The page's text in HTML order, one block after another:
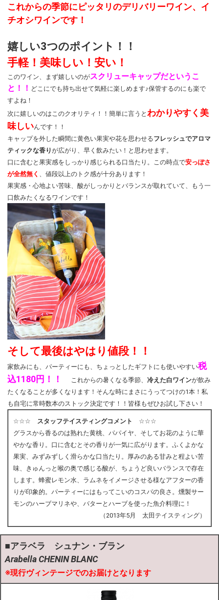
これからの季節にピッタリのデリバリーワイン、イ
チオシワインです！
嬉しい3つのポイント！！
手軽！美味しい！安い！
このワイン、まず嬉しいのがスクリューキャップだというこ
と！！ どこにでも持ち出せて気軽に楽しめます♪保管するのにも楽で
すよね！
次に嬉しいのはこのクオリティ！！簡単に言うと わかりやすく美
味しいんです！！
キャップを外した瞬間に黄色い果実や花を思わせるフレッシュでアロマ
ティックな香りが広がり、早く飲みたい！と思わせます。
口に含むと果実感をしっかり感じられる口当たり。この時点で安っぽさ
が全然無く 、値段以上のトク感が十分あります！
果実感・心地よい苦味、酸がしっかりとバランスが取れていて、もう一
口飲みたくなるワインです！
そして最後はやはり値段！！
家飲みにも、パーティーにも、ちょっとしたギフトにも使いやすい税
込1180円！！
これからの暑くなる季節、 冷えた白ワインが飲み
たくなることが多くなります！そんな時にまさにうってつけの1本！私
も自宅に常時数本のストック決定です！！皆様もぜひお試し下さい！
☆☆☆ スタッフテイスティングコメント
☆☆☆
グラスから香るのは熟れた黄桃、パパイヤ、そしてお花のように華
やかな香り。口に含むとその香りが一気に広がります。ふくよかな
果実、みずみずしく滑らかな口当たり。厚みのある甘みと程よい苦
味、きゅんっと喉の奥で感じる酸が、ちょうど良いバランスで存在
します。蜂蜜レモン水、ラムネをイメージさせる様なアフターの香
りが印象的。パーティーにはもってこいのコスパの良さ。燻製サー
モンのハーブマリネや、バターとハーブを使った魚介料理に！
（2013年5月 太田テイスティング）
■アラベラ シュナン・ブラン
Arabella CHENIN BLANC
※現行ヴィンテージでのお届けとなります